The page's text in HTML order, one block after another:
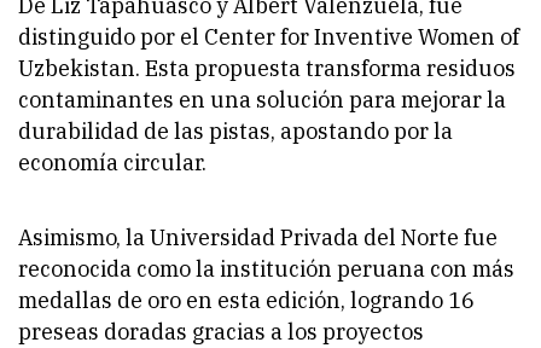
De Liz Tapahuasco y Albert Valenzuela, fue
distinguido por el Center for Inventive Women of
Uzbekistan. Esta propuesta transforma residuos
contaminantes en una solución para mejorar la
durabilidad de las pistas, apostando por la
economía circular.
Asimismo, la Universidad Privada del Norte fue
reconocida como la institución peruana con más
medallas de oro en esta edición, logrando 16
preseas doradas gracias a los proyectos